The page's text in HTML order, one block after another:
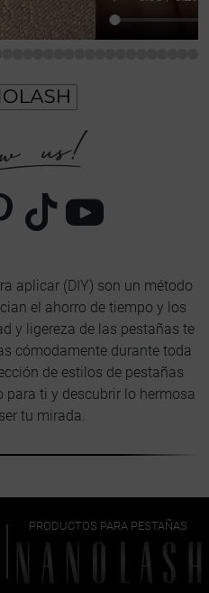
aplicar (DIY) son un método
el ahorro de tiempo y los
y ligereza de las pestañas te
cómodamente durante toda
de estilos de pestañas
para ti y descubrir lo hermosa
tu mirada.
PRODUCTOS PARA PESTAÑAS